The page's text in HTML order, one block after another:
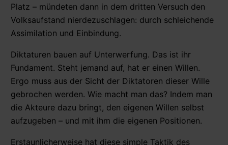
Platz – mündeten dann in dem dritten Versuch den
Volksaufstand nierdezuschlagen: durch schleichende
Assimilation und Einbindung.
Diktaturen bauen auf Unterwerfung. Das ist ihr
Fundament. Steht jemand auf, hat er einen Willen.
Ergo muss aus der Sicht der Diktatoren dieser Wille
gebrochen werden. Wie macht man das? Indem man
die Akteure dazu bringt, den eigenen Willen selbst
aufzugeben – und mit ihm die eigenen Positionen.
Erstaunlicherweise hat diese simple Taktik des